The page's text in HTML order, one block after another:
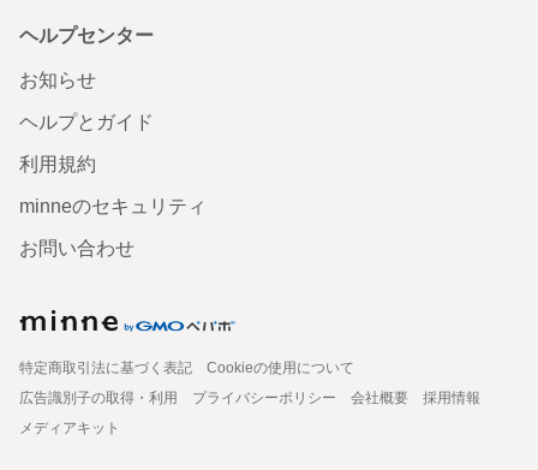
ヘルプセンター
お知らせ
ヘルプとガイド
利用規約
minneのセキュリティ
お問い合わせ
特定商取引法に基づく表記
Cookieの使用について
広告識別子の取得・利用
プライバシーポリシー 会社概要
採用情報
メディアキット